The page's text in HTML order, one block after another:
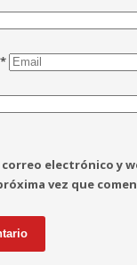
*
electrónico y
vez que